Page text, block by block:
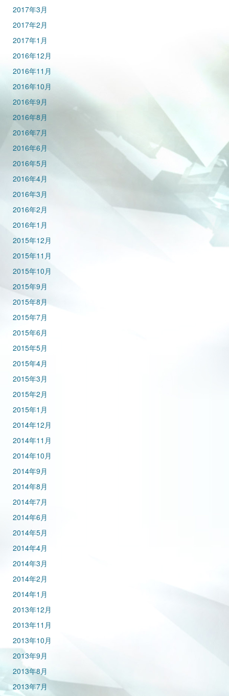
2017年3月
2017年2月
2017年1月
2016年12月
2016年11月
2016年10月
2016年9月
2016年8月
2016年7月
2016年6月
2016年5月
2016年4月
2016年3月
2016年2月
2016年1月
2015年12月
2015年11月
2015年10月
2015年9月
2015年8月
2015年7月
2015年6月
2015年5月
2015年4月
2015年3月
2015年2月
2015年1月
2014年12月
2014年11月
2014年10月
2014年9月
2014年8月
2014年7月
2014年6月
2014年5月
2014年4月
2014年3月
2014年2月
2014年1月
2013年12月
2013年11月
2013年10月
2013年9月
2013年8月
2013年7月